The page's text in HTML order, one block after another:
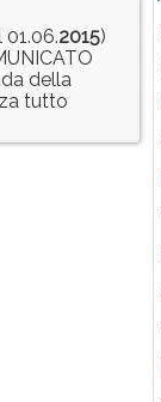
2015)
della
tutto